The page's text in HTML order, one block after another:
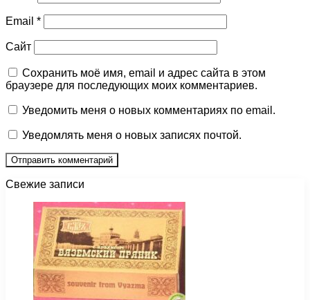
Email *
Сайт
Сохранить моё имя, email и адрес сайта в этом
браузере для последующих моих комментариев.
Уведомить меня о новых комментариях по email.
Уведомлять меня о новых записях почтой.
Свежие записи